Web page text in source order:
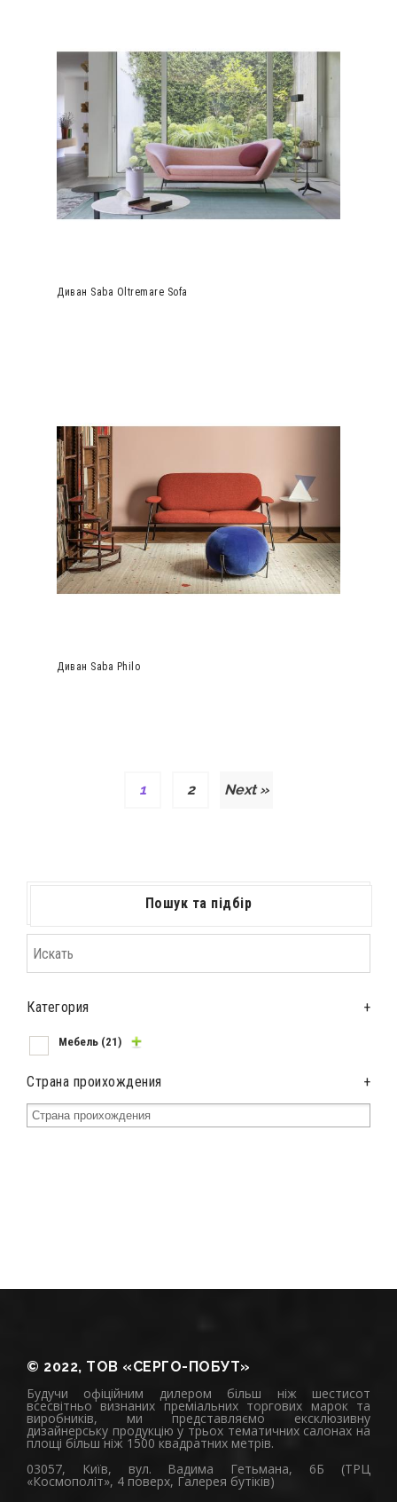
Диван Saba Oltremare Sofa
Диван Saba Philo
1 2 Next »
Пошук та підбір
Категория +
Мебель (21)
Страна проихождения +
© 2022, ТОВ «СЕРГО-ПОБУТ»
Будучи офіційним дилером більш ніж шестисот
всесвітньо визнаних преміальних торгових марок та
виробників, ми представляємо ексклюзивну
дизайнерську продукцію у трьох тематичних салонах на
площі більш ніж 1500 квадратних метрів.
03057, Київ, вул. Вадима Гетьмана, 6Б (ТРЦ
«Космополіт», 4 поверх, Галерея бутіків)